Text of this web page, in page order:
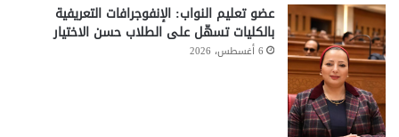
عضو تعليم النواب: الإنفوجرافات التعريفية
بالكليات تسهّل على الطلاب حسن الاختيار
6 أغسطس، 2026